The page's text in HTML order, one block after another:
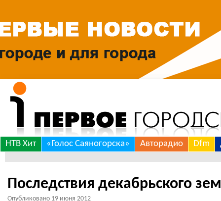
Skip
НТВ Хит «Голос Саяногорска» Авторадио Dfm
Последствия декабрьского
Опубликовано 19 июня 2012